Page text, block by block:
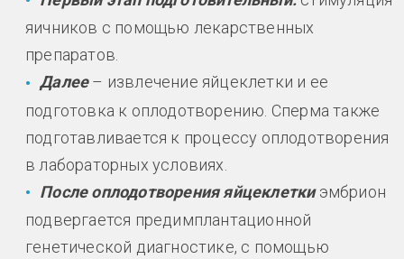
яичников с помощью лекарственных
препаратов.
Далее– извлечение яйцеклетки и ее
подготовка к оплодотворению. Сперма также
подготавливается к процессу оплодотворения
в лабораторных условиях.
После оплодотворения яйцеклеткиэмбрион
подвергается предимплантационной
генетической диагностике, с помощью